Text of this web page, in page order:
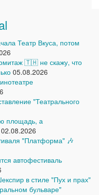
Театр Вкуса, потом
🇹🇭 не скажу, что
05.08.2026
"Театрального
площадь, а
02.08.2026
"Платформа" 🎶
автофестиваль
в стиле "Пух и прах"
бульваре"